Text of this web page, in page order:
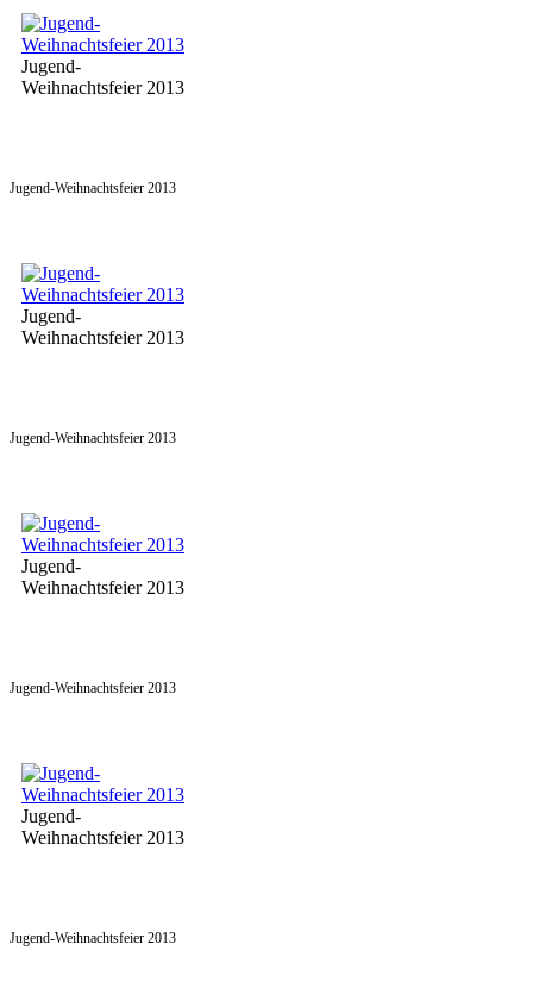
Jugend-
Weihnachtsfeier 2013
Jugend-Weihnachtsfeier 2013
Jugend-
Weihnachtsfeier 2013
Jugend-Weihnachtsfeier 2013
Jugend-
Weihnachtsfeier 2013
Jugend-Weihnachtsfeier 2013
Jugend-
Weihnachtsfeier 2013
Jugend-Weihnachtsfeier 2013